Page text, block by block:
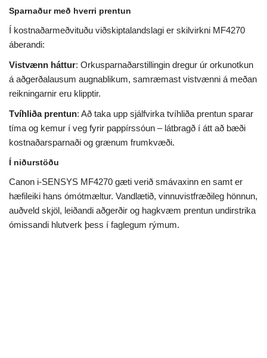
Sparnaður með hverri prentun
Í kostnaðarmeðvituðu viðskiptalandslagi er skilvirkni MF4270
áberandi:
Vistvænn háttur: Orkusparnaðarstillingin dregur úr orkunotkun
á aðgerðalausum augnablikum, samræmast vistvænni á meðan
reikningarnir eru klipptir.
Tvíhliða prentun: Að taka upp sjálfvirka tvíhliða prentun sparar
tíma og kemur í veg fyrir pappírssóun – látbragð í átt að bæði
kostnaðarsparnaði og grænum frumkvæði.
Í niðurstöðu
Canon i-SENSYS MF4270 gæti verið smávaxinn en samt er
hæfileiki hans ómótmæltur. Vandlætið, vinnuvistfræðileg hönnun,
auðveld skjöl, leiðandi aðgerðir og hagkvæm prentun undirstrika
ómissandi hlutverk þess í faglegum rýmum.